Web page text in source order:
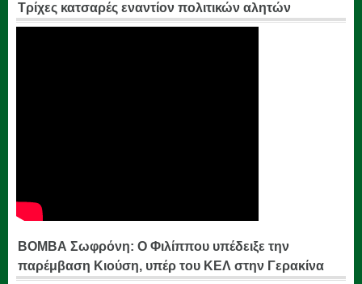
Τρίχες κατσαρές εναντίον πολιτικών αλητών
ΒΟΜΒΑ Σωφρόνη: Ο Φιλίππου υπέδειξε την
παρέμβαση Κιούση, υπέρ του ΚΕΛ στην Γερακίνα